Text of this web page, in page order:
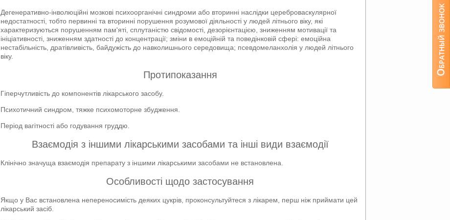
Дегенеративно-інволюційні мозкові психоорганічні синдроми або вторинні наслідки цереброваскулярної
недостатності, тобто первинні та вторинні порушення розумової діяльності у людей літнього віку, які
характеризуються порушенням пам'яті, сплутаністю свідомості, дезорієнтацією, зниженням мотивації та
ініціативності, зниженням здатності до концентрації; зміни в емоційній та поведінковій сфері: емоційна
нестабільність, дратівливість, байдужість до навколишнього середовища; псевдомеланхолія у людей літнього
віку.
Протипоказання
Гіперчутливість до компонентів лікарського засобу.
Психотичний синдром, тяжке психомоторне збудження.
Період вагітності або годування груддю.
Взаємодія з іншими лікарськими засобами та інші види взаємодії
Клінічно значуща взаємодія препарату з іншими лікарськими засобами не встановлена.
Особливості щодо застосування
Якщо у Вас встановлена непереносимість деяких цукрів, проконсультуйтеся з лікарем, перш ніж приймати цей
лікарський засіб.